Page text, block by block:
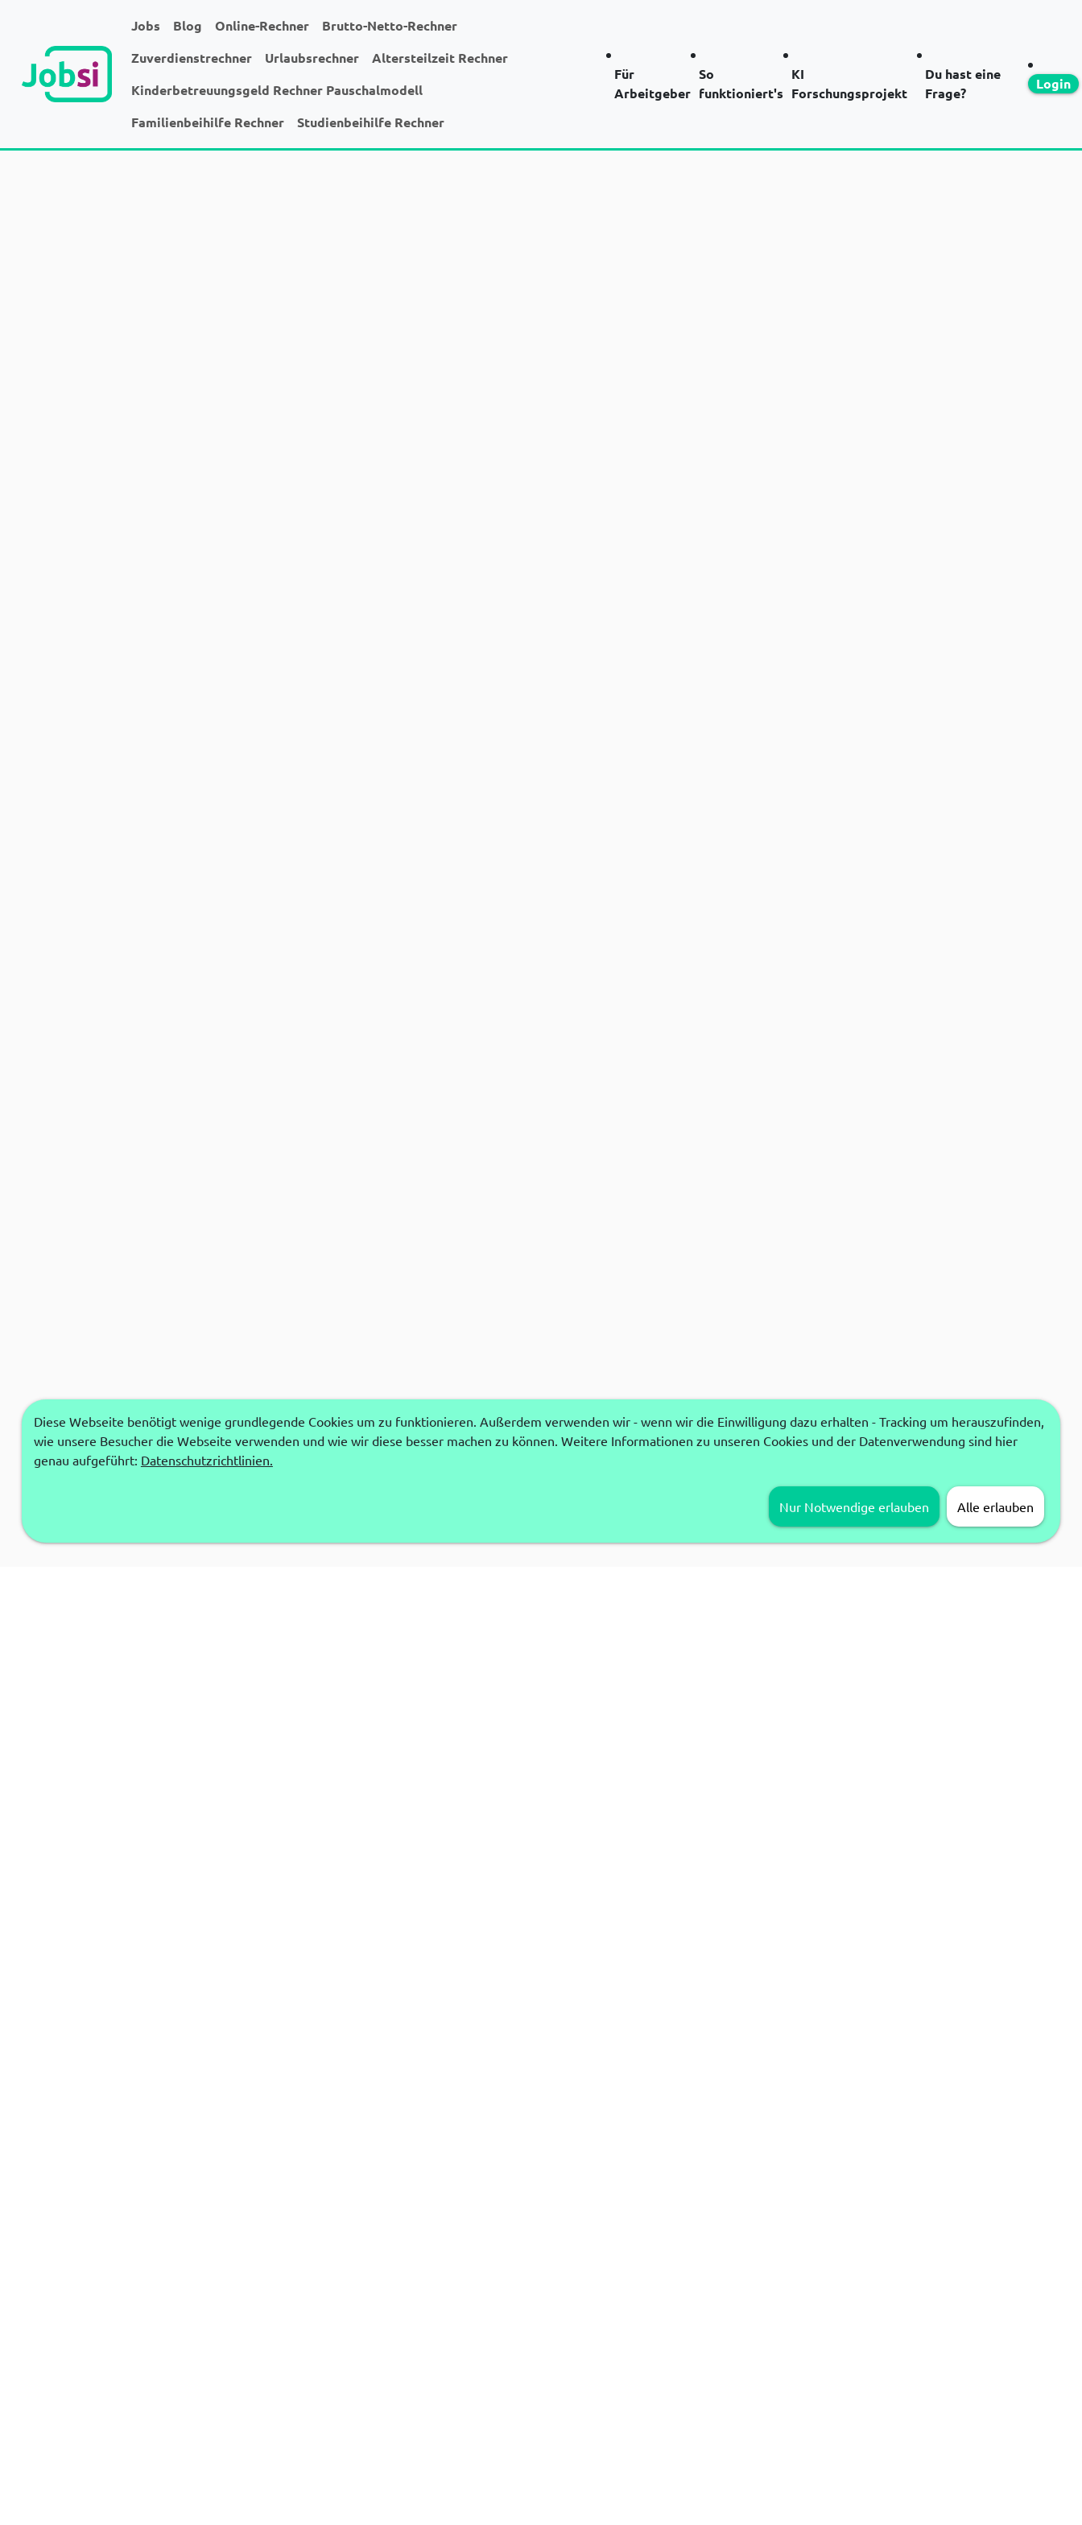
Jobs Blog Online-Rechner
Brutto-Netto-Rechner
Zuverdienstrechner
Urlaubsrechner
Altersteilzeit Rechner
Kinderbetreuungsgeld Rechner Pauschalmodell
Familienbeihilfe Rechner
Studienbeihilfe Rechner
Für
Arbeitgeber
So
funktioniert's
KI
Forschungsprojekt
Du hast eine
Frage?
Login
Diese Webseite benötigt wenige grundlegende Cookies um zu funktionieren. Außerdem verwenden wir - wenn wir die Einwilligung dazu erhalten - Tracking um herauszufinden,
wie unsere Besucher die Webseite verwenden und wie wir diese besser machen zu können. Weitere Informationen zu unseren Cookies und der Datenverwendung sind hier
genau aufgeführt: Datenschutzrichtlinien.
Nur Notwendige erlauben Alle erlauben